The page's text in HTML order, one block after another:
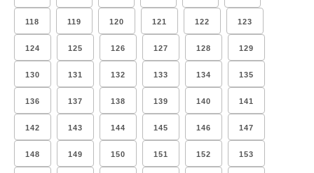
118 119 120 121 122 123
124 125 126 127 128 129
130 131 132 133 134 135
136 137 138 139 140 141
142 143 144 145 146 147
148 149 150 151 152 153